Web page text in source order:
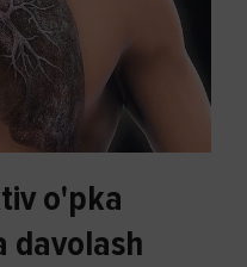
o'pka
davolash